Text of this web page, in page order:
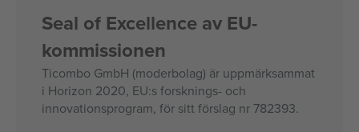
Seal of Excellence av EU-
kommissionen
Ticombo GmbH (moderbolag) är uppmärksammat
i Horizon 2020, EU:s forsknings- och
innovationsprogram, för sitt förslag nr 782393.